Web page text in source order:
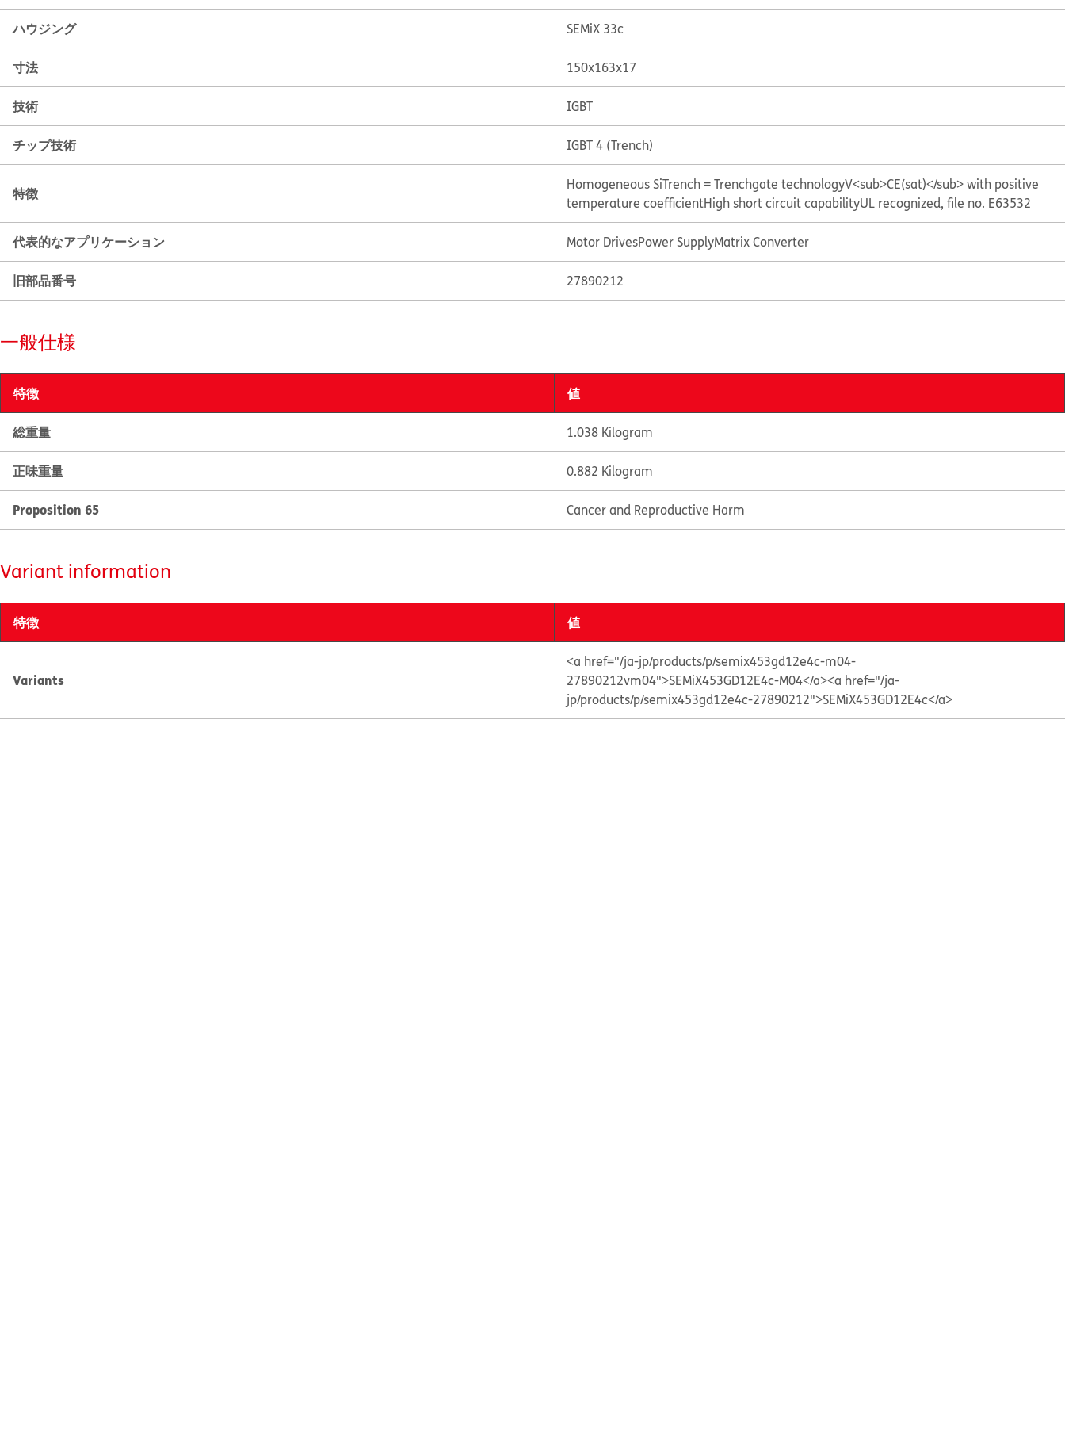
ハウジング SEMiX 33c
寸法 150x163x17
技術 IGBT
チップ技術 IGBT 4 (Trench)
特徴 Homogeneous SiTrench = Trenchgate technologyV<sub>CE(sat)</sub> with positive
temperature coefficientHigh short circuit capabilityUL recognized, file no. E63532
代表的なアプリケーション Motor DrivesPower SupplyMatrix Converter
旧部品番号 27890212
一般仕様
特徴 値
総重量 1.038 Kilogram
正味重量 0.882 Kilogram
Proposition 65 Cancer and Reproductive Harm
Variant information
特徴 値
Variants
<a href="/ja-jp/products/p/semix453gd12e4c-m04-
27890212vm04">SEMiX453GD12E4c-M04</a><a href="/ja-
jp/products/p/semix453gd12e4c-27890212">SEMiX453GD12E4c</a>